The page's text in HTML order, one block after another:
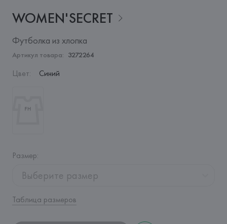
WOMEN'SECRET
Футболка из хлопка
Артикул товара: 3272264
Цвет: Синий
Размер:
Выберите размер
Таблица размеров